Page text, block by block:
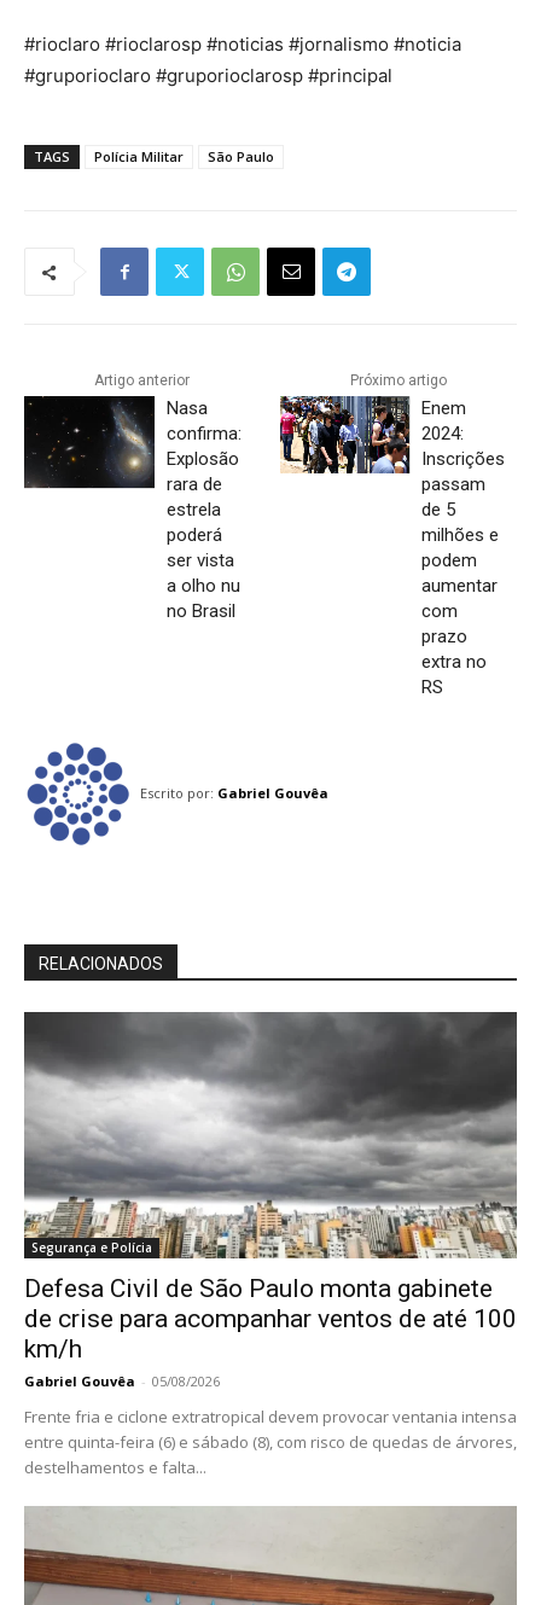
#rioclaro #rioclarosp #noticias #jornalismo #noticia
#gruporioclaro #gruporioclarosp #principal
TAGS Polícia Militar São Paulo
Artigo anterior
Nasa
confirma:
Explosão
rara de
estrela
poderá
ser vista
a olho nu
no Brasil
Próximo artigo
Enem
2024:
Inscrições
passam
de 5
milhões e
podem
aumentar
com
prazo
extra no
RS
Escrito por: Gabriel Gouvêa
RELACIONADOS
Segurança e Polícia
Defesa Civil de São Paulo monta gabinete
de crise para acompanhar ventos de até 100
km/h
Gabriel Gouvêa - 05/08/2026
Frente fria e ciclone extratropical devem provocar ventania intensa
entre quinta-feira (6) e sábado (8), com risco de quedas de árvores,
destelhamentos e falta...